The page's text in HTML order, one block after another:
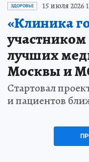
ЗДОРОВЬЕ 15 июля 2026
«Клиника
лучших
Москвы и
Стартовал
и пациентов